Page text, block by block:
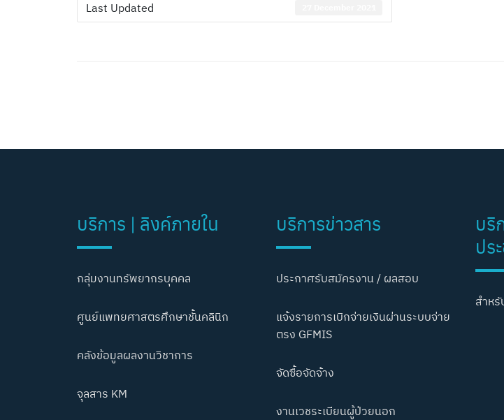
Last Updated
บริการ | ลิงค์ภายใน
กลุ่มงานทรัพยากรบุคคล
ศูนย์แพทยศาสตรศึกษาชั้นคลินิก
คลังข้อมูลผลงานวิชาการ
จุลสาร KM
บริการข่าวสาร
ประกาศรับสมัครงาน / ผลสอบ
แจ้งรายการเบิกจ่ายเงินผ่านระบบจ่าย
ตรง GFMIS
จัดซื้อจัดจ้าง
งานเวชระเบียนผู้ป่วยนอก
บริ
ปร
สำหรั